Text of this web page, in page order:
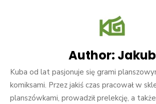
Author: Jakub
Kuba od lat pasjonuje się grami
komiksami. Przez jakiś czas pracował w
planszówkami, prowadził prelekcję, a